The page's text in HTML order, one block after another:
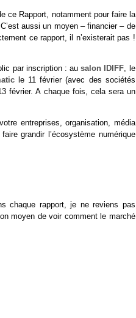
ce Rapport, notamment pour faire la
aussi un moyen – financier – de
ce rapport, il n’existerait pas !
par inscription : ausalon IDIFF, le
le 11 février (avec des sociétés
février. A chaque fois, cela sera un
entreprises, organisation, média
grandir l’écosystème numérique
chaque rapport, je ne reviens pas
moyen de voir comment le marché